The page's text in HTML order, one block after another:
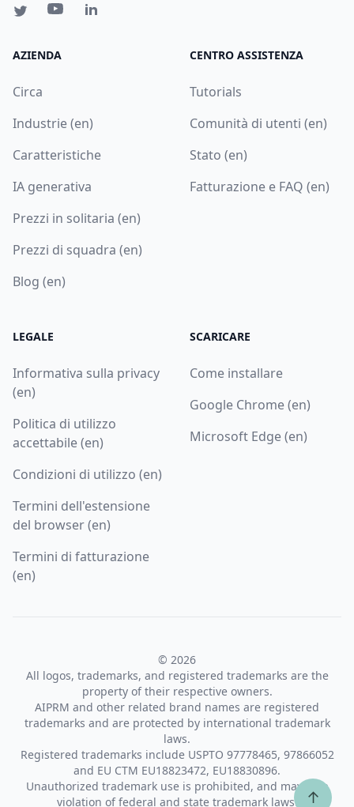
AZIENDA
Circa
Industrie (en)
Caratteristiche
IA generativa
Prezzi in solitaria (en)
Prezzi di squadra (en)
Blog (en)
CENTRO ASSISTENZA
Tutorials
Comunità di utenti (en)
Stato (en)
Fatturazione e FAQ (en)
LEGALE
Informativa sulla privacy
(en)
Politica di utilizzo
accettabile (en)
Condizioni di utilizzo (en)
Termini dell'estensione
del browser (en)
Termini di fatturazione
(en)
SCARICARE
Come installare
Google Chrome (en)
Microsoft Edge (en)
© 2026
All logos, trademarks, and registered trademarks are the
property of their respective owners.
AIPRM and other related brand names are registered
trademarks and are protected by international trademark
laws.
Registered trademarks include USPTO 97778465, 97866052
and EU CTM EU18823472, EU18830896.
Unauthorized trademark use is prohibited, and may be a
violation of federal and state trademark laws.
↑